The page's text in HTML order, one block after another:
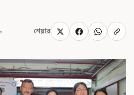
শেয়ার